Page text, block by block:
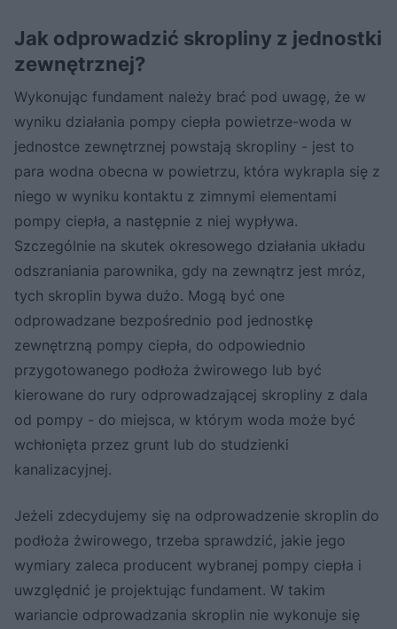
Jak odprowadzić skropliny z jednostki
zewnętrznej?
Wykonując fundament należy brać pod uwagę, że w
wyniku działania pompy ciepła powietrze-woda w
jednostce zewnętrznej powstają skropliny - jest to
para wodna obecna w powietrzu, która wykrapla się z
niego w wyniku kontaktu z zimnymi elementami
pompy ciepła, a następnie z niej wypływa.
Szczególnie na skutek okresowego działania układu
odszraniania parownika, gdy na zewnątrz jest mróz,
tych skroplin bywa dużo. Mogą być one
odprowadzane bezpośrednio pod jednostkę
zewnętrzną pompy ciepła, do odpowiednio
przygotowanego podłoża żwirowego lub być
kierowane do rury odprowadzającej skropliny z dala
od pompy - do miejsca, w którym woda może być
wchłonięta przez grunt lub do studzienki
kanalizacyjnej.
Jeżeli zdecydujemy się na odprowadzenie skroplin do
podłoża żwirowego, trzeba sprawdzić, jakie jego
wymiary zaleca producent wybranej pompy ciepła i
uwzględnić je projektując fundament. W takim
wariancie odprowadzania skroplin nie wykonuje się